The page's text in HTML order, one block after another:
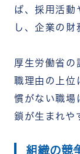
ば、採用活動
し、企業の財
厚生労働省の
職理由の上位
慣がない職場
鎖が生まれや
組織の競